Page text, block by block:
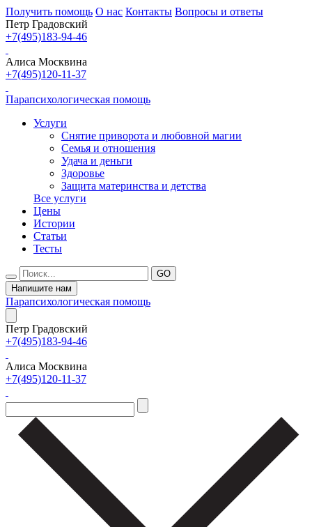
Получить помощь О нас Контакты Вопросы и ответы
Петр Градовский
+7(495)183-94-46
Алиса Москвина
+7(495)120-11-37
Парапсихологическая помощь
Услуги
Снятие приворота и любовной магии
Семья и отношения
Удача и деньги
Здоровье
Защита материнства и детства
Все услуги
Цены
Истории
Статьи
Тесты
Напишите нам
Парапсихологическая помощь
Петр Градовский
+7(495)183-94-46
Алиса Москвина
+7(495)120-11-37